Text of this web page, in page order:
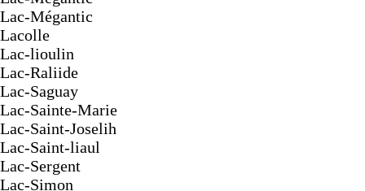
Lac-Mégantic
Lacolle
Lac-lioulin
Lac-Raliide
Lac-Saguay
Lac-Sainte-Marie
Lac-Saint-Joselih
Lac-Saint-liaul
Lac-Sergent
Lac-Simon